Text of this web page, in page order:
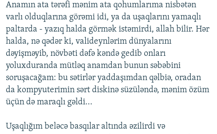
Anamın ata tərəfi mənim ata qohumlarıma nisbətən
varlı olduqlarına görəmi idi, ya da uşaqlarını yamaqlı
paltarda - yazıq halda görmək istəmirdi, allah bilir. Hər
halda, nə qədər ki, valideynlərim dünyalarını
dəyişməyib, növbəti dəfə kəndə gedib onları
yoluxduranda mütləq anamdan bunun səbəbini
soruşacağam: bu sətirlər yaddaşımdan qəlbiə, oradan
da kompyuterimin sərt diskinə süzüləndə, mənim özüm
üçün də maraqlı gəldi...
Uşaqlığım beləcə basqılar altında əzilirdi və